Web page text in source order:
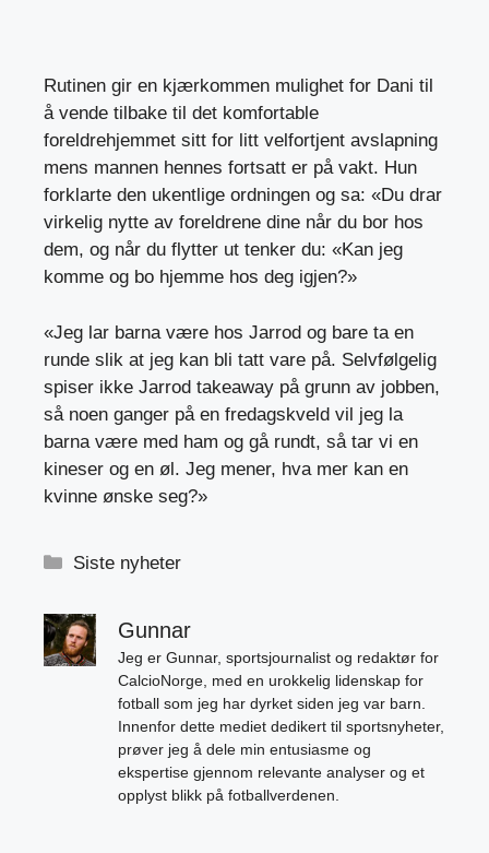
Rutinen gir en kjærkommen mulighet for Dani til
å vende tilbake til det komfortable
foreldrehjemmet sitt for litt velfortjent avslapning
mens mannen hennes fortsatt er på vakt. Hun
forklarte den ukentlige ordningen og sa: «Du drar
virkelig nytte av foreldrene dine når du bor hos
dem, og når du flytter ut tenker du: «Kan jeg
komme og bo hjemme hos deg igjen?»
«Jeg lar barna være hos Jarrod og bare ta en
runde slik at jeg kan bli tatt vare på. Selvfølgelig
spiser ikke Jarrod takeaway på grunn av jobben,
så noen ganger på en fredagskveld vil jeg la
barna være med ham og gå rundt, så tar vi en
kineser og en øl. Jeg mener, hva mer kan en
kvinne ønske seg?»
Kategorier
Siste nyheter
Gunnar
Jeg er Gunnar, sportsjournalist og redaktør for
CalcioNorge, med en urokkelig lidenskap for
fotball som jeg har dyrket siden jeg var barn.
Innenfor dette mediet dedikert til sportsnyheter,
prøver jeg å dele min entusiasme og
ekspertise gjennom relevante analyser og et
opplyst blikk på fotballverdenen.